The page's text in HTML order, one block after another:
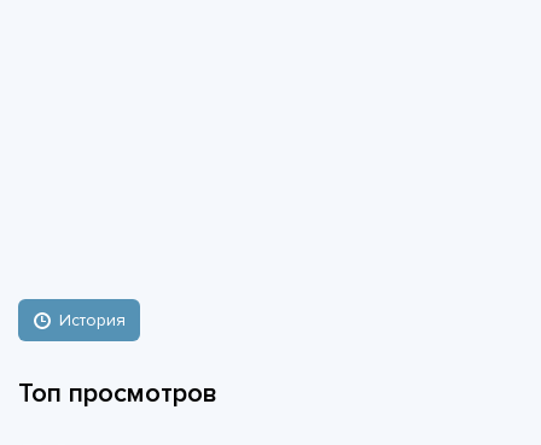
История
Топ просмотров